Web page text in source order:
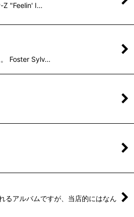
Z "Feelin' I…
Foster Sylv…
るアルバムですが、当店的にはなん